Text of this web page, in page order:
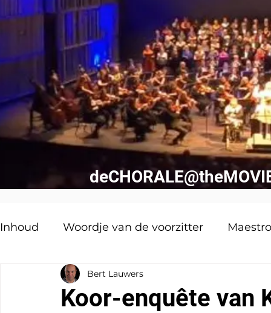
Inhoud Woordje van de voorzitter Maestro
Niewaar! deCHORALE vintage
Koor-enquête van
Bert Lauwers